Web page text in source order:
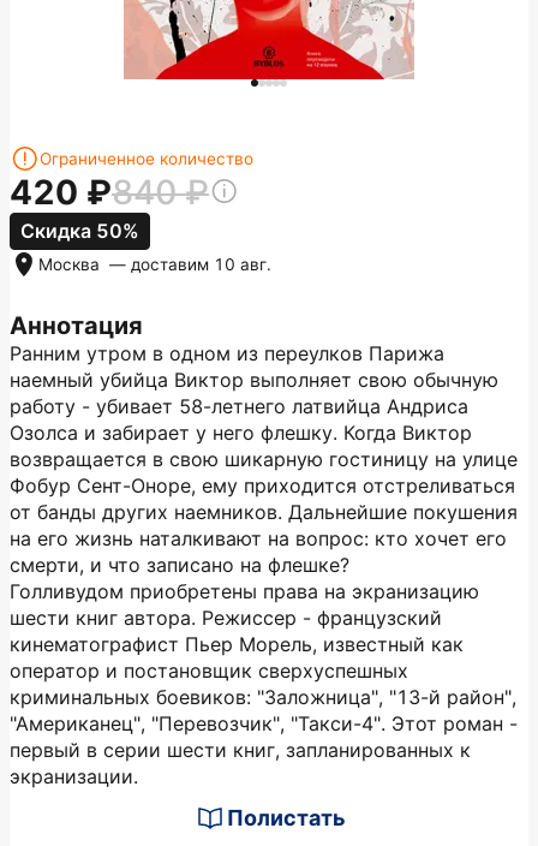
Аннотация
Ранним утром в одном из переулков Парижа
наемный убийца Виктор выполняет свою обычную
работу - убивает 58-летнего латвийца Андриса
Озолса и забирает у него флешку. Когда Виктор
возвращается в свою шикарную гостиницу на улице
Фобур Сент-Оноре, ему приходится отстреливаться
от банды других наемников. Дальнейшие покушения
на его жизнь наталкивают на вопрос: кто хочет его
смерти, и что записано на флешке?
Голливудом приобретены права на экранизацию
шести книг автора. Режиссер - французский
кинематографист Пьер Морель, известный как
оператор и постановщик сверхуспешных
криминальных боевиков: "Заложница", "13-й район",
"Американец", "Перевозчик", "Такси-4". Этот роман -
первый в серии шести книг, запланированных к
экранизации.
Полистать
Ограниченное количество
420 840
Скидка 50%
Москва — доставим 10 авг.